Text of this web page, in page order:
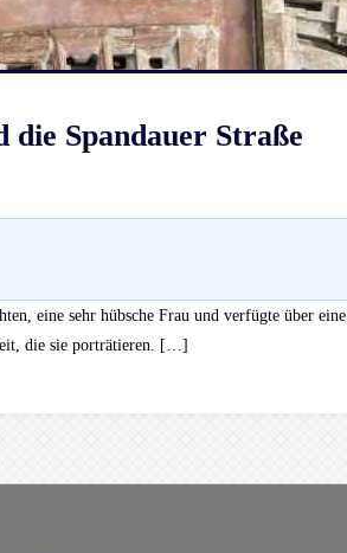
Spandauer Straße
eine sehr hübsche Frau und verfügte über eine
die sie porträtieren. […]